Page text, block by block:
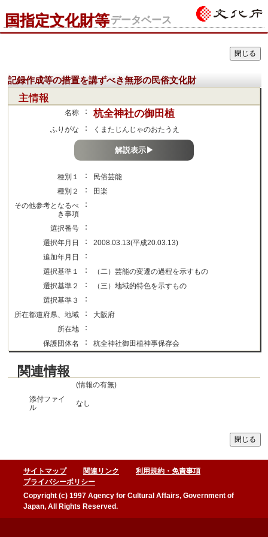
国指定文化財等データベース
記録作成等の措置を講ずべき無形の民俗文化財
主情報
名称 ： 杭全神社の御田植
ふりがな ： くまたじんじゃのおたうえ
解説表示▶
種別１ ：
民俗芸能
種別２
：
田楽
その他参考となるべ
き事項
：
選択番号 ：
選択年月日 ：
2008.03.13(平成20.03.13)
追加年月日
：
選択基準１ ：
（二）芸能の変遷の過程を示すもの
選択基準２
：
（三）地域的特色を示すもの
選択基準３
：
所在都道府県、地域 ：
大阪府
所在地
：
保護団体名 ： 杭全神社御田植神事保存会
関連情報
(情報の有無)
添付ファイ
ル
なし
サイトマップ 関連リンク
利用規約・免責事項
プライバシーポリシー
Copyright (c) 1997 Agency for Cultural Affairs, Government of
Japan, All Rights Reserved.